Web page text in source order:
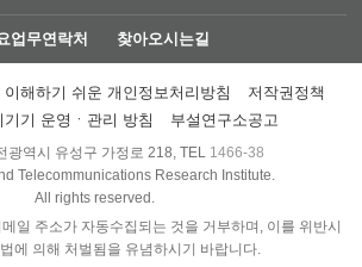
업무연락처 찾아오시는길
이해하기 쉬운 개인정보처리방침
저작권정책
기기 운영ㆍ관리 방침
부설연구소공고
광역시 유성구 가정로 218, TEL 1466-38
Telecommunications Research Institute.
All rights reserved.
일 주소가 자동수집되는 것을 거부하며, 이를 위반시
에 의해 처벌됨을 유념하시기 바랍니다.